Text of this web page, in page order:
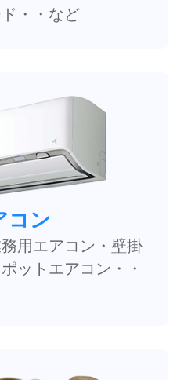
・・など
コン
用エアコン・壁掛
ットエアコン・・